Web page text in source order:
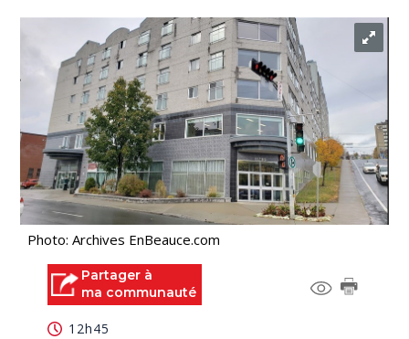
Photo: Archives EnBeauce.com
Partager à
ma communauté
12h45